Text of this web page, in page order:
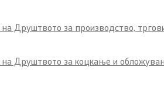
Друштвото за производство,
Друштвото за коцкање и